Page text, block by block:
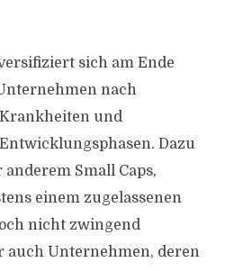
sich am Ende
nach
und
Dazu
Small Caps,
einem zugelassenen
nicht zwingend
auch Unternehmen, deren